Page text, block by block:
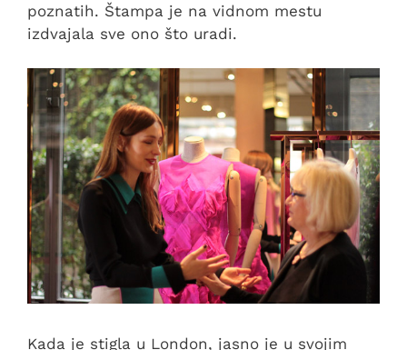
poznatih. Štampa je na vidnom mestu
izdvajala sve ono što uradi.
Kada je stigla u London, jasno je u svojim